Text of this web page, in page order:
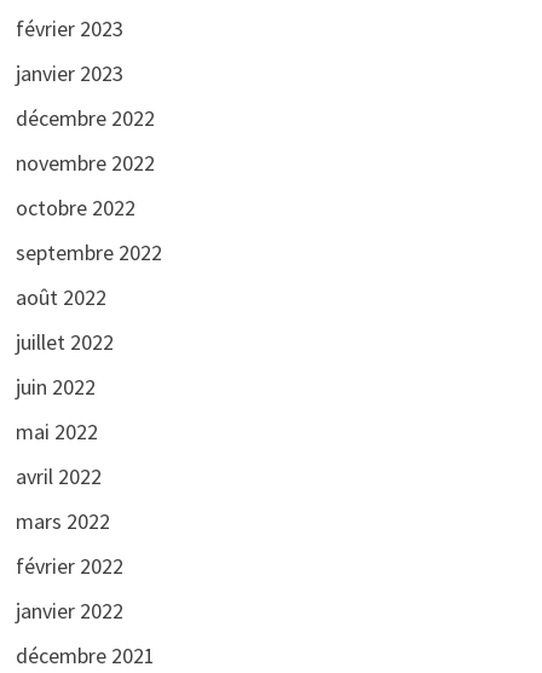
février 2023
janvier 2023
décembre 2022
novembre 2022
octobre 2022
septembre 2022
août 2022
juillet 2022
juin 2022
mai 2022
avril 2022
mars 2022
février 2022
janvier 2022
décembre 2021